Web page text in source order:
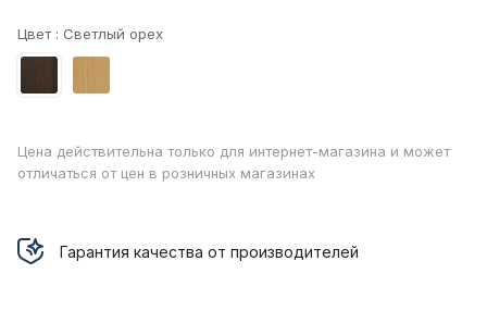
Цвет : Светлый орех
Цена действительна только для интернет-магазина и может
отличаться от цен в розничных магазинах
Гарантия качества от производителей